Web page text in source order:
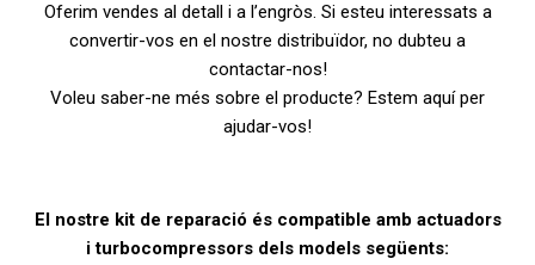
Oferim vendes al detall i a l’engròs. Si esteu interessats a
convertir-vos en el nostre distribuïdor, no dubteu a
contactar-nos!
Voleu saber-ne més sobre el producte? Estem aquí per
ajudar-vos!
El nostre kit de reparació és compatible amb actuadors
i turbocompressors dels models següents: